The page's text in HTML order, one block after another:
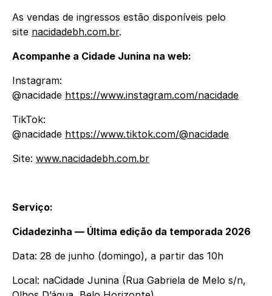
As vendas de ingressos estão disponíveis pelo
site nacidadebh.com.br.
Acompanhe a Cidade Junina na web:
Instagram:
@nacidade https://www.instagram.com/nacidade
TikTok:
@nacidade https://www.tiktok.com/@nacidade
Site: www.nacidadebh.com.br
Serviço:
Cidadezinha — Última edição da temporada 2026
Data: 28 de junho (domingo), a partir das 10h
Local: naCidade Junina (Rua Gabriela de Melo s/n,